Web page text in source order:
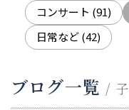
コンサート (91)
日常など(42)
ブログ一覧 /